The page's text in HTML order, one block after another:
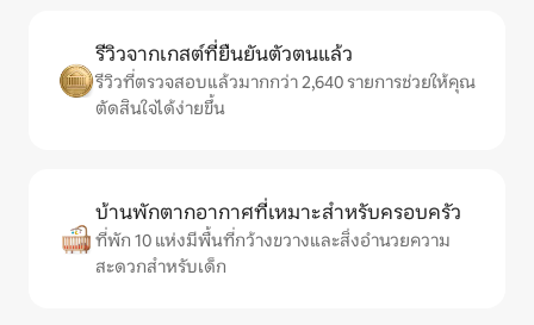
รีวิวจากเกสต์ที่ยืนยันตัวตนแล้ว
รีวิวที่ตรวจสอบแล้วมากกว่า 2,640 รายการช่วยให้คุณ
ตัดสินใจได้ง่ายขึ้น
บ้านพักตากอากาศที่เหมาะสำหรับครอบครัว
ที่พัก 10 แห่งมีพื้นที่กว้างขวางและสิ่งอำนวยความ
สะดวกสำหรับเด็ก